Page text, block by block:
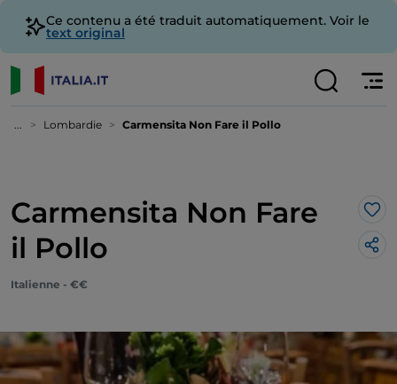
Ce contenu a été traduit automatiquement. Voir le
text original
... Lombardie Carmensita Non Fare il Pollo
Carmensita Non Fare
il Pollo
Italienne - €€